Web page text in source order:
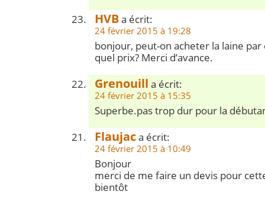
HVBa écrit:
24 février 2015 à 19:28
bonjour, peut-on acheter la laine par
quel prix? Merci d’avance.
Grenouill a écrit:
24 février 2015 à 15:35
Superbe.pas trop dur pour la
Flaujaca écrit:
24 février 2015 à 10:49
Bonjour
merci de me faire un devis pour
bientôt